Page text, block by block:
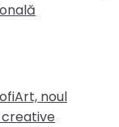
noul